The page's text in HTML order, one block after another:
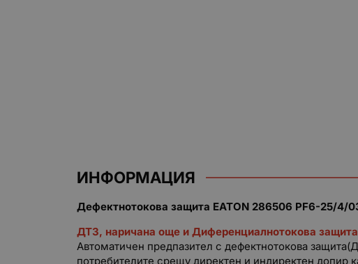
ИНФОРМАЦИЯ
Дефектнотокова защита EATON 286506 PF6-25/4/
ДТЗ, наричана още и Диференциалнотокова защита
Автоматичен предпазител с дефектнотокова
потребителите срещу директен и индиректен допир